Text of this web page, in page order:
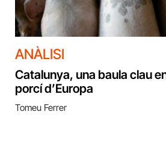
ANÀLISI
Catalunya, una baula clau
porcí d’Europa
Tomeu Ferrer